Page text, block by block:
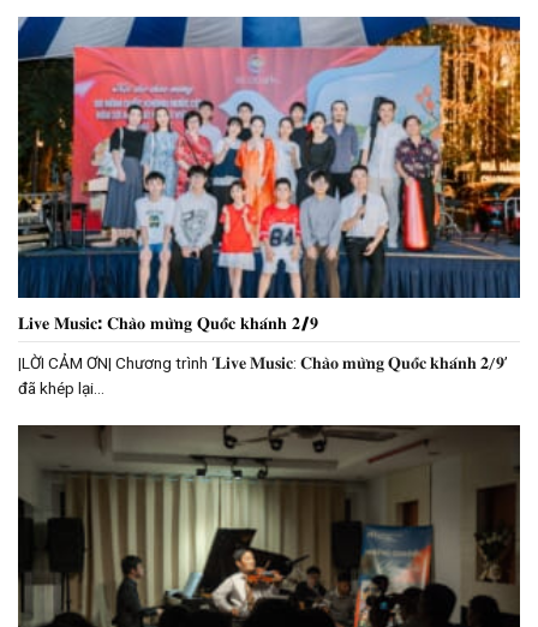
𝐋𝐢𝐯𝐞 𝐌𝐮𝐬𝐢𝐜: 𝐂𝐡𝐚̀𝐨 𝐦𝐮̛̀𝐧𝐠 𝐐𝐮𝐨̂́𝐜 𝐤𝐡𝐚́𝐧𝐡 𝟐/𝟗
|LỜI CẢM ƠN| Chương trình ‘𝐋𝐢𝐯𝐞 𝐌𝐮𝐬𝐢𝐜: 𝐂𝐡𝐚̀𝐨 𝐦𝐮̛̀𝐧𝐠 𝐐𝐮𝐨̂́𝐜 𝐤𝐡𝐚́𝐧𝐡 𝟐/𝟗’
đã khép lại...